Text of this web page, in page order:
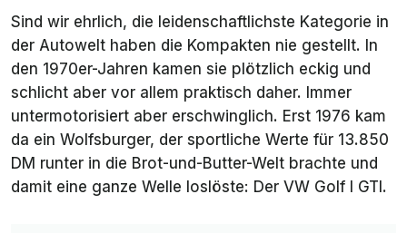
Sind wir ehrlich, die leidenschaftlichste Kategorie in
der Autowelt haben die Kompakten nie gestellt. In
den 1970er-Jahren kamen sie plötzlich eckig und
schlicht aber vor allem praktisch daher. Immer
untermotorisiert aber erschwinglich. Erst 1976 kam
da ein Wolfsburger, der sportliche Werte für 13.850
DM runter in die Brot-und-Butter-Welt brachte und
damit eine ganze Welle loslöste: Der VW Golf I GTI.